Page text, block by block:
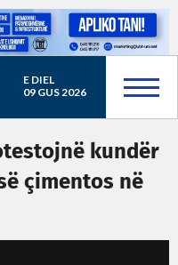
E DIEL
09 GUS 2026
kundër
çimentos në